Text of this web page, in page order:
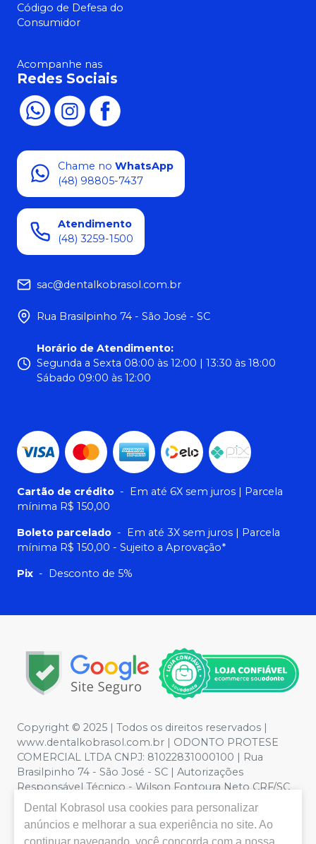
Código de Defesa do
Consumidor
Acompanhe nas
Redes Sociais
Chame no WhatsApp
(48) 98805-7437
Atendimento
(48) 3259-1500
sac@dentalkobrasol.com.br
Rua Brasilpinho 74 - São José - SC
Horário de Atendimento:
Segunda a Sexta 08:00 às 12:00 | 13:30 às 18:00
Sábado 09:00 às 12:00
Cartão de crédito - Em até 6X sem juros | Parcela
mínima R$ 150,00
Boleto parcelado - Em até 3X sem juros | Parcela
mínima R$ 150,00 - Sujeito a Aprovação*
Pix - Desconto de 5%
Copyright © 2025 | Todos os direitos reservados |
www.dentalkobrasol.com.br | ODONTO PROTESE
COMERCIAL LTDA CNPJ: 81022831000100 | Rua
Brasilpinho 74 - São José - SC | Autorizações
Responsável Técnico - Wilson Fontoura Neto CRF/SC
12450 | Política de Privacidade e Segurança - Fotos
meramente ilustrativas - Os preços e condições da loja
virtual estão sujeitos a alterações. Em caso de
Dental Kobrasol usa cookies para personalizar
anúncios e melhorar a sua experiência no site. Ao
continuar navegando, você concorda com a nossa